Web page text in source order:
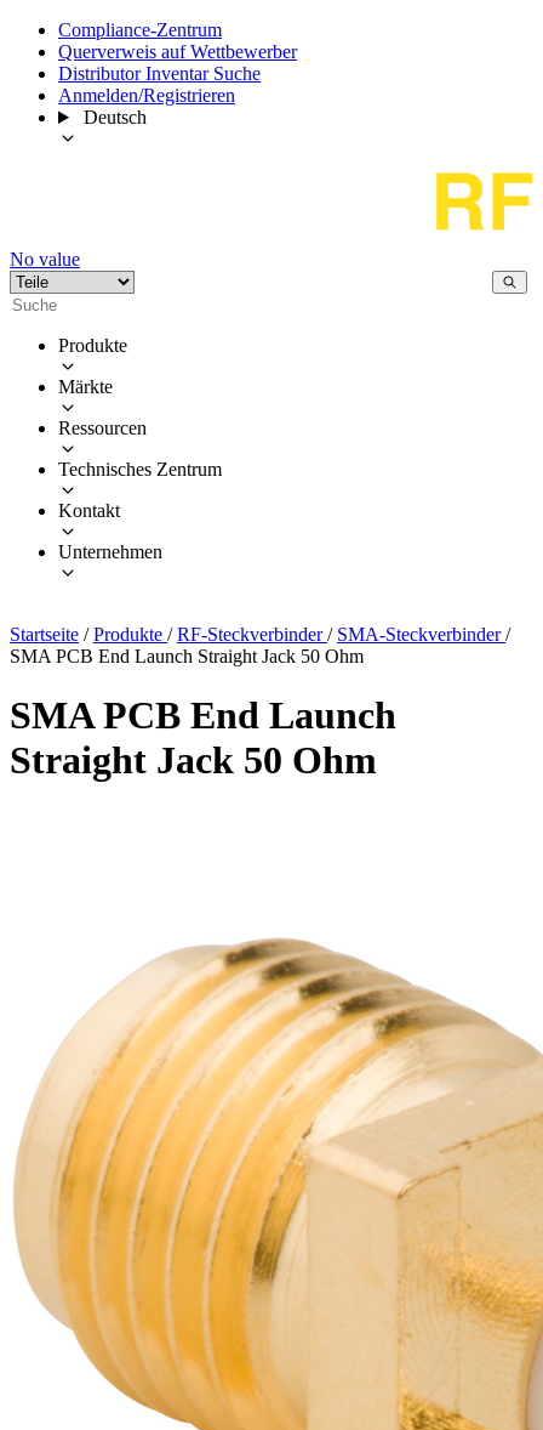
Compliance-Zentrum
Querverweis auf Wettbewerber
Distributor Inventar Suche
Anmelden/Registrieren
Deutsch
No value
Produkte
Märkte
Ressourcen
Technisches Zentrum
Kontakt
Unternehmen
Startseite / Produkte / RF-Steckverbinder/ SMA-Steckverbinder/
SMA PCB End Launch Straight Jack 50 Ohm
SMA PCB End Launch
Straight Jack 50 Ohm